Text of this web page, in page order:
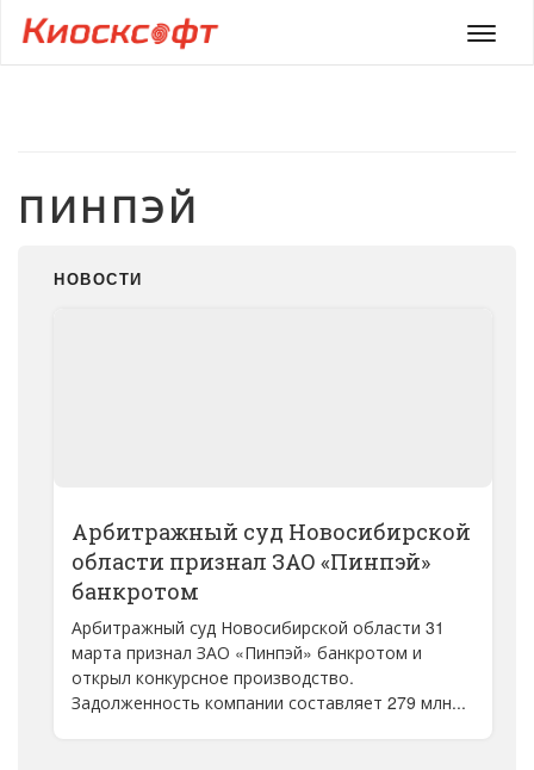
Меню
ПИНПЭЙ
НОВОСТИ
Арбитражный суд Новосибирской
области признал ЗАО «Пинпэй»
банкротом
Арбитражный суд Новосибирской области 31
марта признал ЗАО «Пинпэй» банкротом и
открыл конкурсное производство.
Задолженность компании составляет 279 млн...